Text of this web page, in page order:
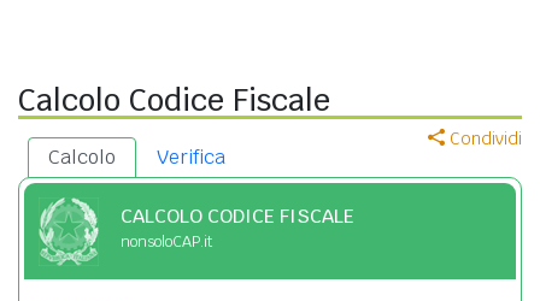
Calcolo Codice Fiscale
Condividi
Calcolo Verifica
CALCOLO CODICE FISCALE
nonsoloCAP.it